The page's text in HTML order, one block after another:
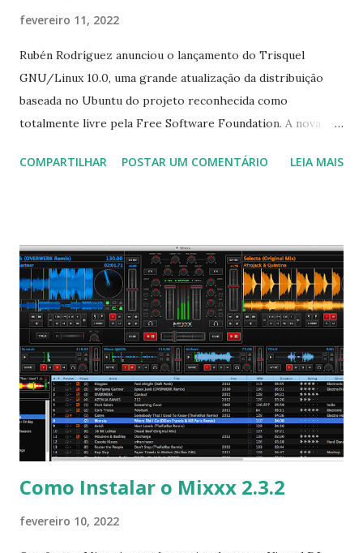
fevereiro 11, 2022
Rubén Rodríguez anunciou o lançamento do Trisquel
GNU/Linux 10.0, uma grande atualização da distribuição
baseada no Ubuntu do projeto reconhecida como
totalmente livre pela Free Software Foundation. A nova
nos sabores MATE, LXDE e KDE Plasma. Ele também
Além disso, uma atualização para a versão 'Etiona' (versão
9.0.2) também está sendo publicado hoje, fornecendo
atualizações e correções para as imagens ISO de instalação.
A notícia é o culminar de meses de trabalho para consertar,
limpar e revisar centenas de pacotes e ingressos com
feedback próximo da comunidade em geral. Estamos felizes
em anunciam a adição de suporte para dispositivos ARM,
incorporando o armhf como uma arquitetura recém-
suportada para Nabia. As mudanças feitas no sistema de...
COMPARTILHAR POSTAR UM COMENTÁRIO LEIA MAIS
Como Instalar o Mixxx 2.3.2
fevereiro 10, 2022